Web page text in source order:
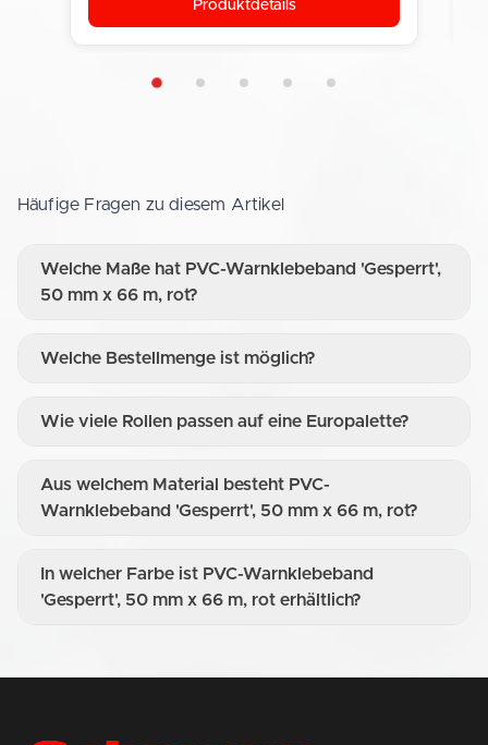
Produktdetails
Häufige Fragen zu diesem Artikel
Welche Maße hat PVC-Warnklebeband 'Gesperrt',
50 mm x 66 m, rot?
Welche Bestellmenge ist möglich?
Wie viele Rollen passen auf eine Europalette?
Aus welchem Material besteht PVC-
Warnklebeband 'Gesperrt', 50 mm x 66 m, rot?
In welcher Farbe ist PVC-Warnklebeband
'Gesperrt', 50 mm x 66 m, rot erhältlich?